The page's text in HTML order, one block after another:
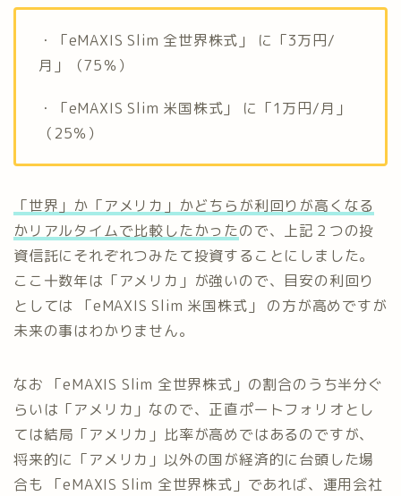
・「eMAXIS Slim 全世界株式」 に「3万円/
月」（75％）
・「eMAXIS Slim 米国株式」 に「1万円/月」
（25％）
「世界」か「アメリカ」かどちらが利回りが高くなる
かリアルタイムで比較したかったので、上記２つの投
資信託にそれぞれつみたて投資することにしました。
ここ十数年は「アメリカ」が強いので、目安の利回り
としては 「eMAXIS Slim 米国株式」 の方が高めですが
未来の事はわかりません。
なお 「eMAXIS Slim 全世界株式」の割合のうち半分ぐ
らいは「アメリカ」なので、正直ポートフォリオとし
ては結局「アメリカ」比率が高めではあるのですが、
将来的に「アメリカ」以外の国が経済的に台頭した場
合も 「eMAXIS Slim 全世界株式」であれば、運用会社